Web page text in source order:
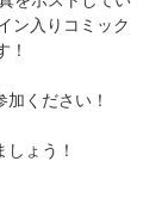
ン入りコミック
！
ください！
ょう！